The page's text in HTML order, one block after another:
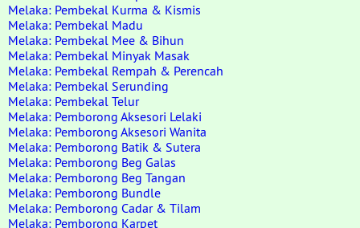
Melaka: Pembekal Kurma & Kismis
Melaka: Pembekal Madu
Melaka: Pembekal Mee & Bihun
Melaka: Pembekal Minyak Masak
Melaka: Pembekal Rempah & Perencah
Melaka: Pembekal Serunding
Melaka: Pembekal Telur
Melaka: Pemborong Aksesori Lelaki
Melaka: Pemborong Aksesori Wanita
Melaka: Pemborong Batik & Sutera
Melaka: Pemborong Beg Galas
Melaka: Pemborong Beg Tangan
Melaka: Pemborong Bundle
Melaka: Pemborong Cadar & Tilam
Melaka: Pemborong Karpet